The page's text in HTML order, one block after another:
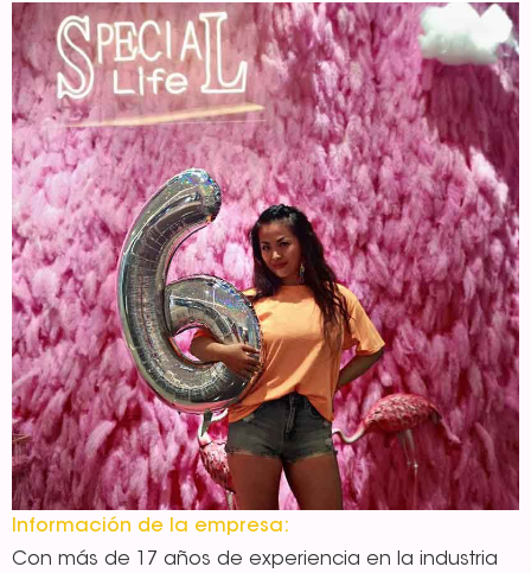
Información de la empresa:
Con más de 17 años de experiencia en la industria